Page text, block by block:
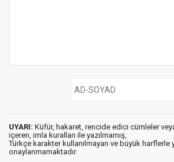
UYARI: Küfür, hakaret, rencide edici cümleler
içeren, imla kuralları ile yazılmamış,
Türkçe karakter kullanılmayan ve büyük harflerle
onaylanmamaktadır.